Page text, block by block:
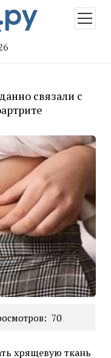
меню
связали с
70
хрящевую ткань